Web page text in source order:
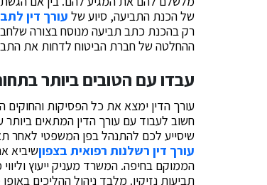
של הכנת התביעה, סיוע של עורך דין
רק בהכנת כתב תביעה מנוסח בצורה
ההחלטה של חברת הביטוח לדחות את
עבדו עם הטובים ביותר
עורך הדין ימצא את כל הפסיקות והחוקים
חשוב לעבוד עם עורך הדין המתאים ביותר
שיסייע לכם להתנהל בפן המשפטי לאחר
עורך דין רשלנות רפואית בצפוןשיביא
תביעות נזיקין. מלבד ניהול ההליכים